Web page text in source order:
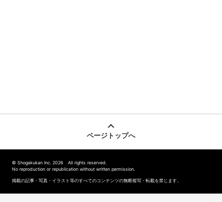
ページトップへ
© Shogakukan Inc. 2026 All rights reserved.
No reproduction or republication without written permission.
掲載の記事・写真・イラスト等のすべてのコンテンツの無断複写・転載を禁じます。